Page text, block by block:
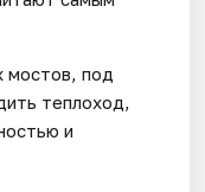
мостов, под
теплоход,
и